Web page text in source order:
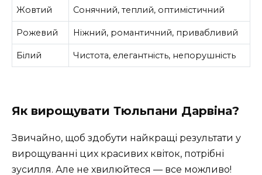
Жовтий Сонячний, теплий, оптимістичний
Рожевий Ніжний, романтичний, привабливий
Білий Чистота, елегантність, непорушність
Як вирощувати Тюльпани Дарвіна?
Звичайно, щоб здобути найкращі результати у
вирощуванні цих красивих квіток, потрібні
зусилля. Але не хвилюйтеся — все можливо!